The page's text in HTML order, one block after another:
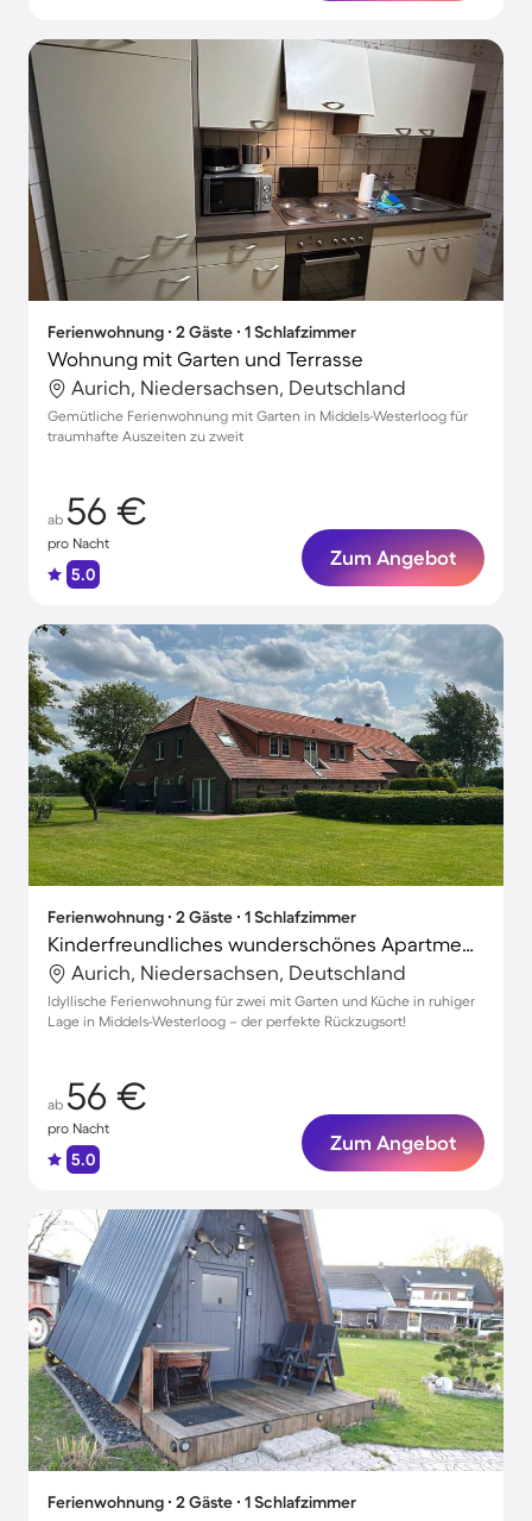
Ferienwohnung ∙ 2 Gäste ∙ 1 Schlafzimmer
Wohnung mit Garten und Terrasse
Aurich, Niedersachsen, Deutschland
Gemütliche Ferienwohnung mit Garten in Middels-Westerloog für
traumhafte Auszeiten zu zweit
ab 56 €
pro Nacht
5.0
Zum Angebot
Ferienwohnung ∙ 2 Gäste ∙ 1 Schlafzimmer
Kinderfreundliches wunderschönes Apartment mit Garten und Terrasse
Aurich, Niedersachsen, Deutschland
Idyllische Ferienwohnung für zwei mit Garten und Küche in ruhiger
Lage in Middels-Westerloog – der perfekte Rückzugsort!
ab 56 €
pro Nacht
5.0
Zum Angebot
Ferienwohnung ∙ 2 Gäste ∙ 1 Schlafzimmer